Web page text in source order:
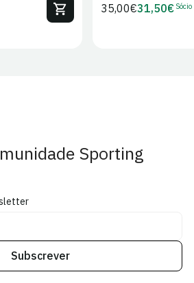
Preço
35,00€Preço
31,50€ Sócio
Sporting
Subscrever